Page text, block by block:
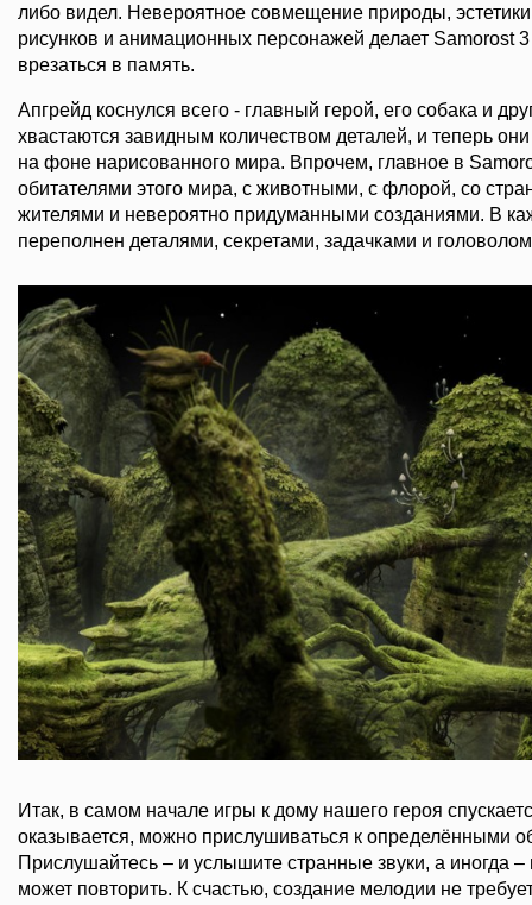
либо видел. Невероятное совмещение природы,
рисунков и анимационных персонажей делает Samorost
врезаться в память.
Апгрейд коснулся всего - главный герой, его собака и
хвастаются завидным количеством деталей, и теперь
на фоне нарисованного мира. Впрочем, главное в
обитателями этого мира, с животными, с флорой, со
жителями и невероятно придуманными созданиями. В
переполнен деталями, секретами, задачками и
Итак, в самом начале игры к дому нашего героя
оказывается, можно прислушиваться к определёнными
Прислушайтесь – и услышите странные звуки, а иногда
может повторить. К счастью, создание мелодии не